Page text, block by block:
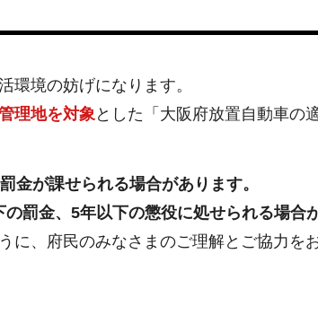
環境の妨げになります。
理地を対象とした「大阪府放置自動車の
金が課せられる場合があります。
罰金、5年以下の懲役に処せられる場合
、府民のみなさまのご理解とご協力を